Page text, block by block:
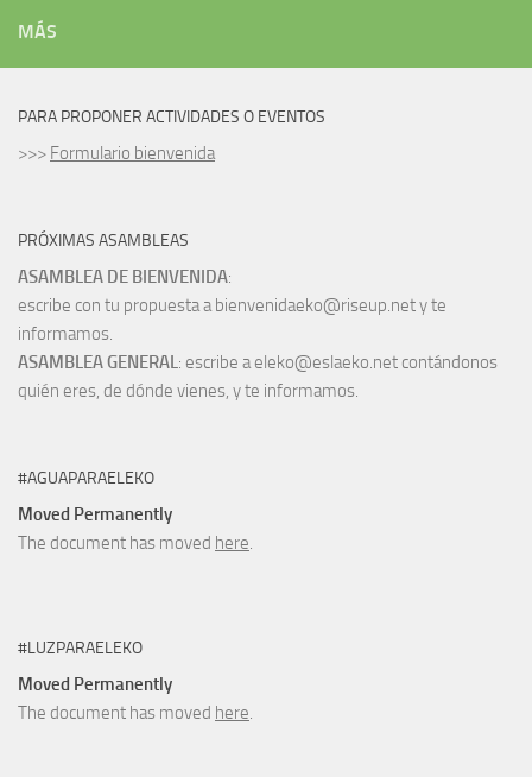
MÁS
PARA PROPONER ACTIVIDADES O EVENTOS
>>> Formulario bienvenida
PRÓXIMAS ASAMBLEAS
ASAMBLEA DE BIENVENIDA:
escribe con tu propuesta a bienvenidaeko@riseup.net y te
informamos.
ASAMBLEA GENERAL: escribe a eleko@eslaeko.net contándonos
quién eres, de dónde vienes, y te informamos.
#AGUAPARAELEKO
Moved Permanently
The document has moved here.
#LUZPARAELEKO
Moved Permanently
The document has moved here.